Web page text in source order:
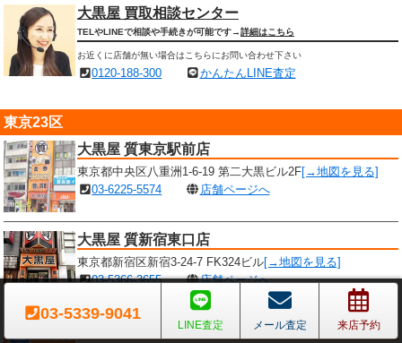
大黒屋 買取相談センター
TELやLINEで相談や手続きが可能です→詳細はこちら
お近くに店舗が無い場合はこちらにお問い合わせ下さい
0120-188-300 かんたんLINE査定
東京23区
大黒屋 質東京駅前店
東京都中央区八重洲1-6-19 第二大黒ビル2F[→地図を見る]
03-6225-5574
店舗ページへ
大黒屋 質新宿東口店
東京都新宿区新宿3-24-7 FK324ビル[→地図を見る]
03-5366-3655
店舗ページへ
大黒屋 質新宿西口店
03-5339-9041
LINE査定 メール査定 来店予約